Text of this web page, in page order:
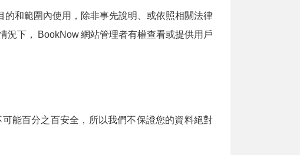
的和範圍內使用，除非事先說明、或依照相關法律
況下， BookNow網站管理者有權查看或提供用戶
能百分之百安全，所以我們不保證您的資料絕對